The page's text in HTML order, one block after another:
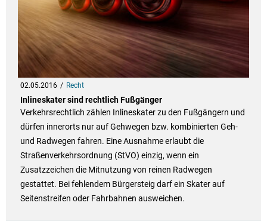
02.05.2016 Recht
Inlineskater sind rechtlich Fußgänger
Verkehrsrechtlich zählen Inlineskater zu den Fußgängern und
dürfen innerorts nur auf Gehwegen bzw. kombinierten Geh-
und Radwegen fahren. Eine Ausnahme erlaubt die
Straßenverkehrsordnung (StVO) einzig, wenn ein
Zusatzzeichen die Mitnutzung von reinen Radwegen
gestattet. Bei fehlendem Bürgersteig darf ein Skater auf
Seitenstreifen oder Fahrbahnen ausweichen.